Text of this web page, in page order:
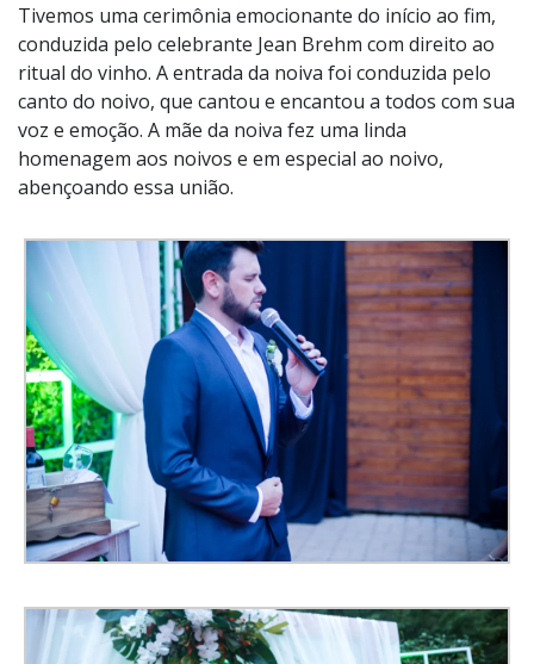
Tivemos uma cerimônia emocionante do início ao fim,
conduzida pelo celebrante Jean Brehm com direito ao
ritual do vinho. A entrada da noiva foi conduzida pelo
canto do noivo, que cantou e encantou a todos com sua
voz e emoção. A mãe da noiva fez uma linda
homenagem aos noivos e em especial ao noivo,
abençoando essa união.